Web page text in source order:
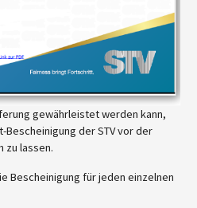
gewährleistet werden kann,
der STV vor der
zu lassen.
Bescheinigung für jeden einzelnen